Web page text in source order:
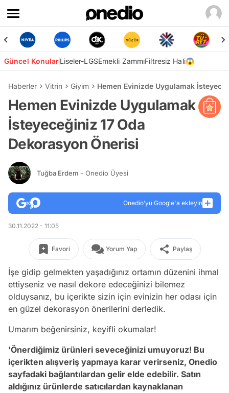
Güncel KonularLiseler-LGSEmekli ZammıFiltresiz Hali😱
Haberler Vitrin Giyim Hemen Evinizde Uygulamak
Hemen Evinizde Uygulamak
İsteyeceğiniz 17 Oda
Dekorasyon Önerisi
Tuğba Erdem - Onedio Üyesi
Onedio’yu Google'a ekleyin
30.11.2022 - 11:05
Favori Yorum Yap Paylaş
İşe gidip gelmekten yaşadığınız ortamın düzenini ihmal
ettiyseniz ve nasıl dekore edeceğinizi bilemez
olduysanız, bu içerikte sizin için evinizin her odası için
en güzel dekorasyon önerilerini derledik.
Umarım beğenirsiniz, keyifli okumalar!
'Önerdiğimiz ürünleri seveceğinizi umuyoruz! Bu
içerikten alışveriş yapmaya karar verirseniz, Onedio
sayfadaki bağlantılardan gelir elde edebilir. Satın
aldığınız ürünlerde satıcılardan kaynaklanan